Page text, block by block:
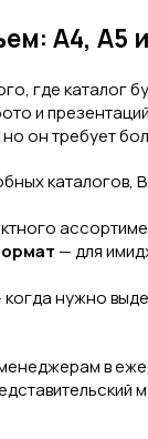
А4, А5
где каталог
и
но он требует
каталогов,
— для
когда нужно
в